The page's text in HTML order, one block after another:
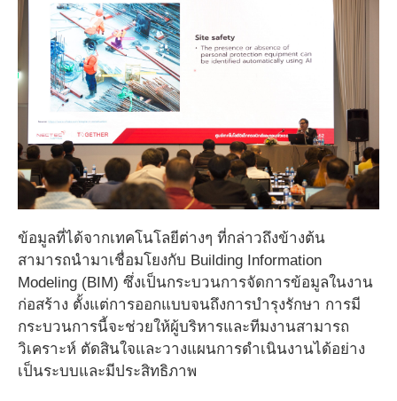
ข้อมูลที่ได้จากเทคโนโลยีต่างๆ ที่กล่าวถึงข้างต้น
สามารถนำมาเชื่อมโยงกับ Building Information
Modeling (BIM) ซึ่งเป็นกระบวนการจัดการข้อมูลในงาน
ก่อสร้าง ตั้งแต่การออกแบบจนถึงการบำรุงรักษา การมี
กระบวนการนี้จะช่วยให้ผู้บริหารและทีมงานสามารถ
วิเคราะห์ ตัดสินใจและวางแผนการดำเนินงานได้อย่าง
เป็นระบบและมีประสิทธิภาพ